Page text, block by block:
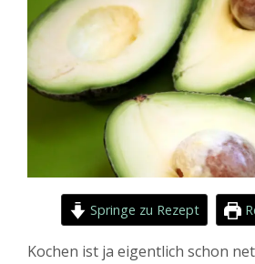
Springe zu Rezept
Kochen ist ja eigentlich schon